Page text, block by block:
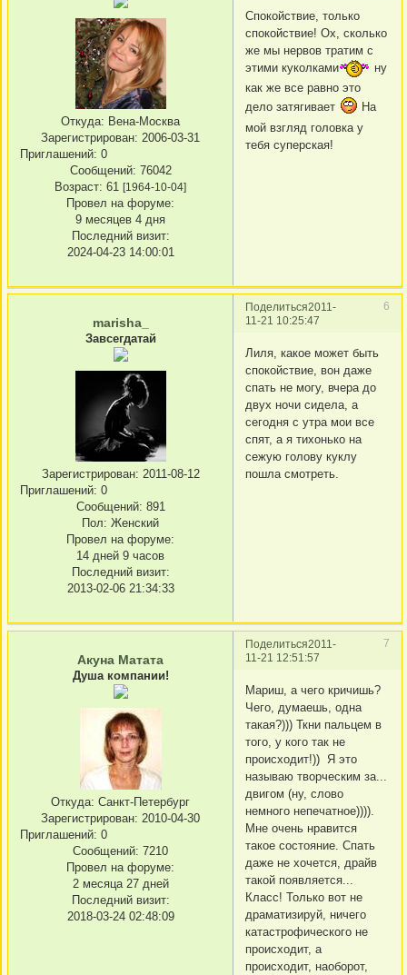
Откуда: Вена-Москва
Зарегистрирован: 2006-03-31
Приглашений: 0
Сообщений: 76042
Возраст: 61 [1964-10-04]
Провел на форуме:
9 месяцев 4 дня
Последний визит:
2024-04-23 14:00:01
Спокойствие, только
спокойствие! Ох, сколько
же мы нервов тратим с
этими куколками
ну
как же все равно это
дело затягивает
На
мой взгляд головка у
тебя суперская!
Поделиться 6
2011-
11-21 10:25:47
marisha_
Завсегдатай
Зарегистрирован: 2011-08-12
Приглашений: 0
Сообщений: 891
Пол: Женский
Провел на форуме:
14 дней 9 часов
Последний визит:
2013-02-06 21:34:33
Лиля, какое может быть
спокойствие, вон даже
спать не могу, вчера до
двух ночи сидела, а
сегодня с утра мои все
спят, а я тихонько на
сежую голову куклу
пошла смотреть.
Поделиться 7
2011-
11-21 12:51:57
Акуна Матата
Душа компании!
Откуда: Санкт-Петербург
Зарегистрирован: 2010-04-30
Приглашений: 0
Сообщений: 7210
Провел на форуме:
2 месяца 27 дней
Последний визит:
2018-03-24 02:48:09
Мариш, а чего кричишь?
Чего, думаешь, одна
такая?))) Ткни пальцем в
того, у кого так не
происходит!)) Я это
называю творческим за...
двигом (ну, слово
немного непечатное)))).
Мне очень нравится
такое состояние. Спать
даже не хочется, драйв
такой появляется...
Класс! Только вот не
драматизируй, ничего
катастрофического не
происходит, а
происходит, наоборот,